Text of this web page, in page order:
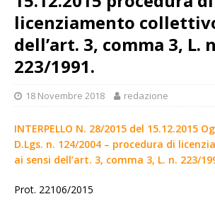
licenziamento
dell’art. 3, comma 3, L.
223/1991.
18 Novembre 2018 redazione
INTERPELLO N. 28/2015 del 15.12.2015
D.Lgs. n. 124/2004 – procedura di
ai sensi dell’art. 3, comma 3, L. n. 223/
Prot. 22106/2015